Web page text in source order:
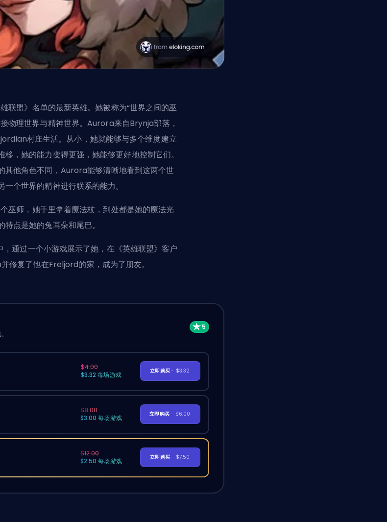
联盟》名单的最新英雄。她被称为“世界之间的巫
物理世界与精神世界。Aurora来自Brynja部落，
村庄生活。从小，她就能够与多个维度建立
移，她的能力变得更强，她能够更好地控制它们。
其他角色不同，Aurora能够清晰地看到这两个世
个世界的精神进行联系的能力。
巫师，她手里拿着魔法杖，到处都是她的魔法光
点是她的兔耳朵和尾巴。
，通过一个小游戏展示了她，在《英雄联盟》客户
修复了他在Freljord的家，成为了朋友。
$4.00
$3.32 每场游戏
立即购买- $3.32
$8.00
$3.00 每场游戏
立即购买- $6.00
$12.00
$2.50 每场游戏
立即购买- $7.50